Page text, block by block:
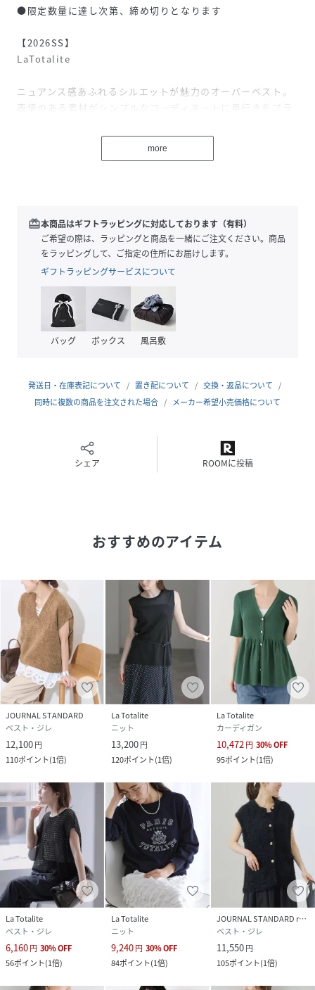
●限定数量に達し次第、締め切りとなります
【2026SS】
LaTotalite
ニュアンス感あふれるシルエットが魅力のオーバーベスト。
表情のある素材がシンプルなコーディネートに奥行きをプラ
肩まわりを程よく覆うフレンチスリーブ風のシルエットで、
気になる二の腕もさりげなくカバー。
をアップデートしてくれる一枚です。
※ポケットは飾りポケットです。
＊＊＊＊＊＊＊＊＊＊＊＊＊＊＊＊＊＊＊＊＊＊
透け感：なし
裏地：なし
伸縮性：あり
光沢感：なし
【スタッフ着用コメント】
《スタッフ名：mizuki》
ヒップにかかるくらいの丈感です。
素材感：ふわっとボリューム感のあるニット。生地表面には
着用中の摩擦や、汗、水濡れにご注意ください。濡れたまま
の状態で擦れると、色移りすることがあります。
※取り扱いについては、商品についている品質表示でご確認
ください。
※照明の関係により、実際よりも色味が違って見える場合が
あります。
またパソコン・スマートフォンなどの環境により、若干製品
と画像のカラーが異なる場合もございます。
着用モデル身長：162cm着用サイズ：フリー
【注意事項】
・画像の商品はサンプルです。
実際の商品と仕様、加工が若干異なる場合があります。
・サイズ表記はあくまで目安となります。
・入荷状況により、お届け予定が前後する場合があります。
・お客様への発送が店頭販売より遅れる場合もあります。
・追加生産商品は、一部の店舗、通販で販売中の場合がござ
います。
予めご了承下さい。
more
redeem本商品はギフトラッピングに対応しております（有料）
ご希望の際は、ラッピングと商品を一緒にご注文ください。商品
をラッピングして、ご指定の住所にお届けします。
ギフトラッピングサービスについて
バッグ ボックス 風呂敷
発送日・在庫表記について 置き配について
交換・返品について
同時に複数の商品を注文された場合
メーカー希望小売価格について
シェア ROOMに投稿
おすすめのアイテム
JOURNAL STANDARD
ベスト・ジレ
12,100円
110ポイント(1倍)
La Totalite
ニット
13,200円
120ポイント(1倍)
La Totalite
カーディガン
10,472円 30%OFF
95ポイント(1倍)
La Totalite
ベスト・ジレ
6,160円 30%OFF
56ポイント(1倍)
La Totalite
ニット
9,240円 30%OFF
84ポイント(1倍)
JOURNAL STANDARD relume
ベスト・ジレ
11,550円
105ポイント(1倍)